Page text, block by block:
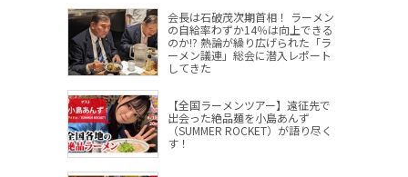
会長は石破茂次期首相！ ラーメン
の自給率わずか14％は向上できる
のか!? 熱論が繰り広げられた「ラ
ーメン議連」総会に潜入レポート
してきた
【全国ラーメンツアー】遠征先で
出会った絶品麺を小島あんず
（SUMMER ROCKET）が語り尽く
す！